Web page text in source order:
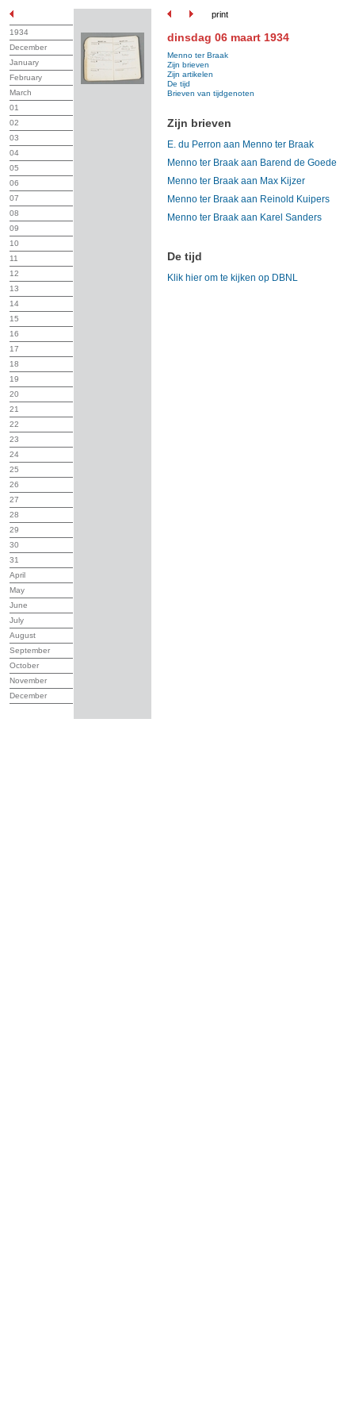
print
1934
December
January
February
March
01
02
03
04
05
06
07
08
09
10
11
12
13
14
15
16
17
18
19
20
21
22
23
24
25
26
27
28
29
30
31
April
May
June
July
August
September
October
November
December
dinsdag 06 maart 1934
Menno ter Braak
Zijn brieven
Zijn artikelen
De tijd
Brieven van tijdgenoten
Zijn brieven
E. du Perron aan Menno ter Braak
Menno ter Braak aan Barend de Goede
Menno ter Braak aan Max Kijzer
Menno ter Braak aan Reinold Kuipers
Menno ter Braak aan Karel Sanders
De tijd
Klik hier om te kijken op DBNL